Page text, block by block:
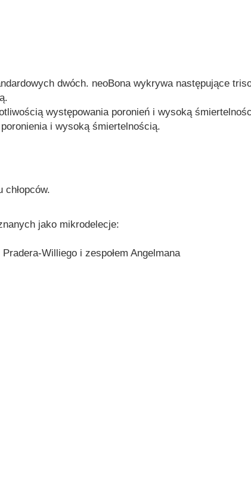
dwóch. neoBona wykrywa następujące
występowania poronień i wysoką
i wysoką śmiertelnością.
jako mikrodelecje:
Williego i zespołem Angelmana